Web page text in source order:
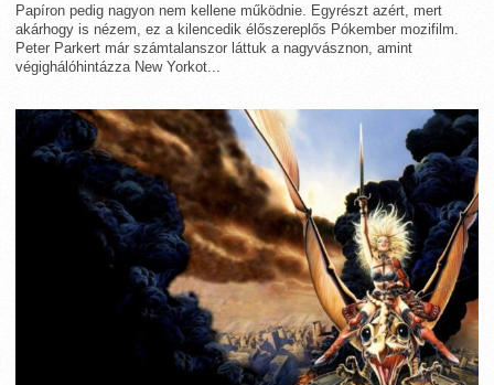
Papíron pedig nagyon nem kellene működnie. Egyrészt azért, mert
akárhogy is nézem, ez a kilencedik élőszereplős Pókember mozifilm.
Peter Parkert már számtalanszor láttuk a nagyvásznon, amint
végighálóhintázza New Yorkot...